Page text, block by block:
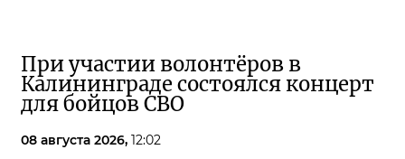
При участии волонтёров в
Калининграде состоялся концерт
для бойцов СВО
08 августа 2026, 12:02